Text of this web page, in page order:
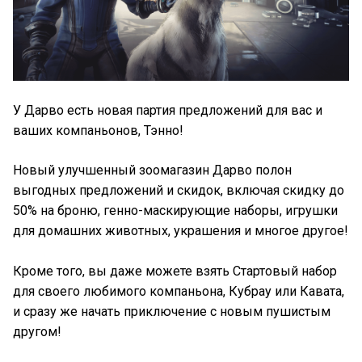
У Дарво есть новая партия предложений для вас и
ваших компаньонов, Тэнно!
Новый улучшенный зоомагазин Дарво полон
выгодных предложений и скидок, включая скидку до
50% на броню, генно-маскирующие наборы, игрушки
для домашних животных, украшения и многое другое!
Кроме того, вы даже можете взять Стартовый набор
для своего любимого компаньона, Кубрау или Кавата,
и сразу же начать приключение с новым пушистым
другом!